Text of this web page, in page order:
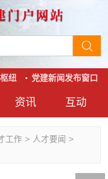
资讯 互动
党建新闻发布窗口
工作 > 人才要闻 >